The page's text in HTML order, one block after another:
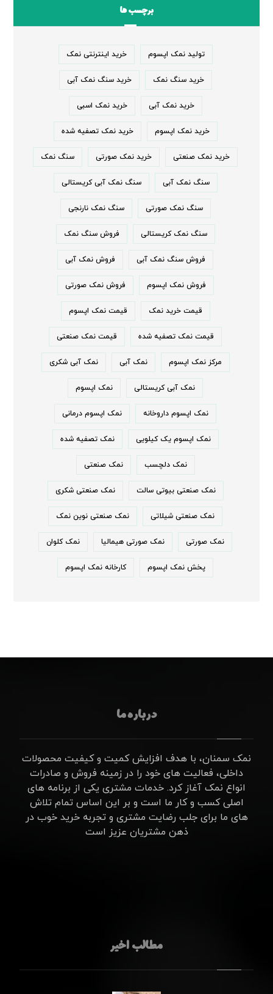
برچسب ها
تولید نمک اپسوم خرید اینترنتی نمک
خرید سنگ نمک خرید سنگ نمک آبی
خرید نمک آبی خرید نمک اسبی
خرید نمک اپسوم خرید نمک تصفیه شده
خرید نمک صنعتی خرید نمک صورتی سنگ نمک
سنگ نمک آبی سنگ نمک آبی کریستالی
سنگ نمک صورتی سنگ نمک نارنجی
سنگ نمک کریستالی فروش سنگ نمک
فروش سنگ نمک آبی فروش نمک آبی
فروش نمک اپسوم فروش نمک صورتی
قیمت خرید نمک قیمت نمک اپسوم
قیمت نمک تصفیه شده قیمت نمک صنعتی
مرکز نمک اپسوم نمک آبی نمک آبی شکری
نمک آبی کریستالی نمک اپسوم
نمک اپسوم داروخانه نمک اپسوم درمانی
نمک اپسوم یک کیلویی نمک تصفیه شده
نمک دلچسب نمک صنعتی
نمک صنعتی بیوتی سالت نمک صنعتی شکری
نمک صنعتی شیلاتی نمک صنعتی نوین نمک
نمک صورتی نمک صورتی هیمالیا نمک کلوان
پخش نمک اپسوم کارخانه نمک اپسوم
درباره ما
نمک سمنان، با هدف افزایش کمیت و کیفیت محصولات
داخلی، فعالیت های خود را در زمینه فروش و صادرات
انواع نمک آغاز کرد. خدمات مشتری یکی از برنامه های
اصلی کسب و کار ما است و بر این اساس تمام تلاش
های ما برای جلب رضایت مشتری و تجربه خرید خوب در
ذهن مشتریان عزیز است
مطالب اخیر